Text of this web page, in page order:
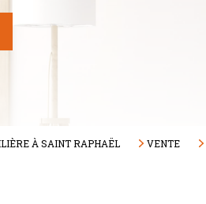
À SAINT RAPHAËL VENTE